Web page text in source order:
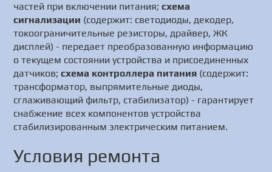
частей при включении питания;схема
сигнализации (содержит: светодиоды, декодер,
токоограничительные резисторы, драйвер, ЖК
дисплей) - передает преобразованную информацию
о текущем состоянии устройства и присоединенных
датчиков;схема контроллера питания (содержит:
трансформатор, выпрямительные диоды,
сглаживающий фильтр, стабилизатор) - гарантирует
снабжение всех компонентов устройства
стабилизированным электрическим питанием.
Условия ремонта